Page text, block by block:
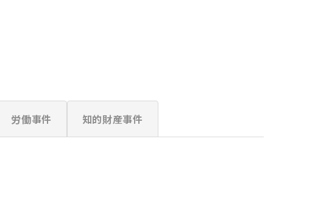
労働事件 知的財産事件